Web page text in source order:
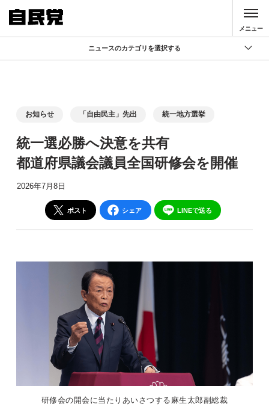
メニュー
ニュースのカテゴリを選択する
記者会見
お知らせ 「自由民主」先出 統一地方選挙
統一選必勝へ決意を共有
都道府県議会議員全国研修会を開催
2026年7月8日
ポスト シェア LINEで送る
研修会の開会に当たりあいさつする麻生太郎副総裁